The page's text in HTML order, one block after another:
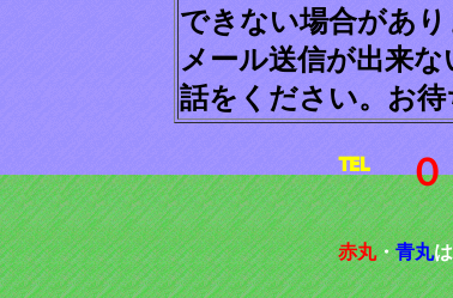
できない場合があり
メール送信が出来
話をください。お待
℡
赤丸・青丸